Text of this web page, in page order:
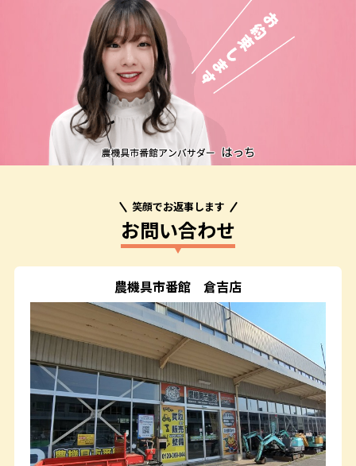
笑顔でお返事します
お問い合わせ
農機具市番館 倉吉店